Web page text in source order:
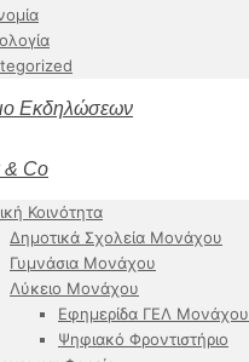
Εκδηλώσεων
Co
Κοινότητα
Δημοτικά Σχολεία Μονάχου
Γυμνάσια Μονάχου
Λύκειο Μονάχου
Εφημερίδα ΓΕΛ Μονάχου
Ψηφιακό Φροντιστήριο